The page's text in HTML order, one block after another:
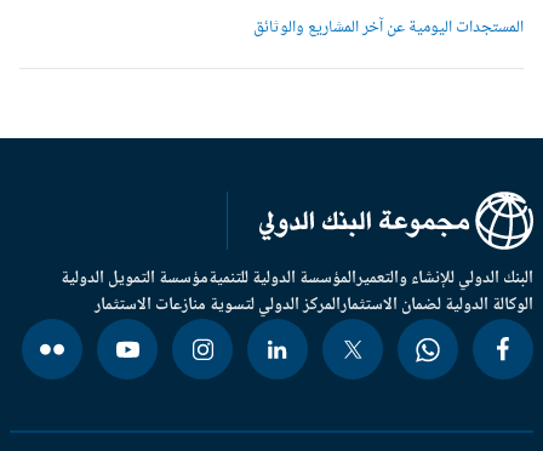
المستجدات اليومية عن آخر المشاريع والوثائق
الدولي للإنشاء والتعميرالمؤسسة الدولية للتنميةمؤسسة التمويل الدولية
الدولية لضمان الاستثمارالمركز الدولي لتسوية منازعات الاستثمار